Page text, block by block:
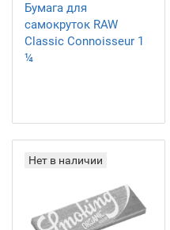
Бумага для
самокруток RAW
Classic Connoisseur 1
¼
Нет в наличии